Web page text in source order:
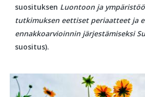
suosituksen Luontoon ja
tutkimuksen eettiset periaatteet ja
ennakkoarvioinnin järjestämiseksi
suositus).